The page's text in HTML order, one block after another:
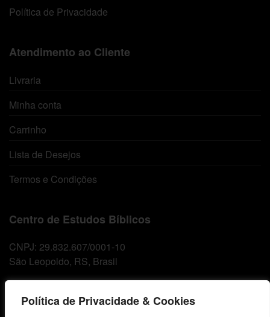
Política de Privacidade & Cookies
Política de Privacidade
Atendimento ao Cliente
Livraria
Minha conta
Carrinho
Lista de Desejos
Termos e Condições
Centro de Estudos Bíblicos
CNPJ: 29.832.607/0001-10
São Leopoldo, RS, Brasil
Fale Conosco